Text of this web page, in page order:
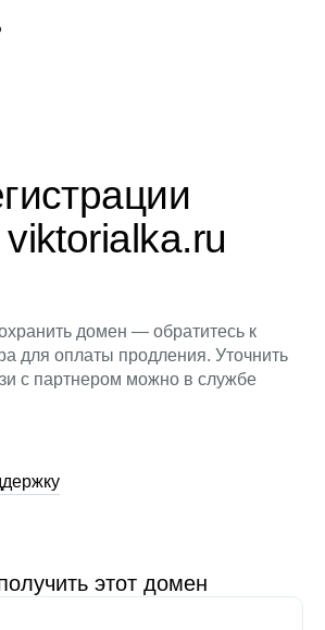
домен — обратитесь к
для оплаты продления. Уточнить
с партнером можно в службе
этот домен